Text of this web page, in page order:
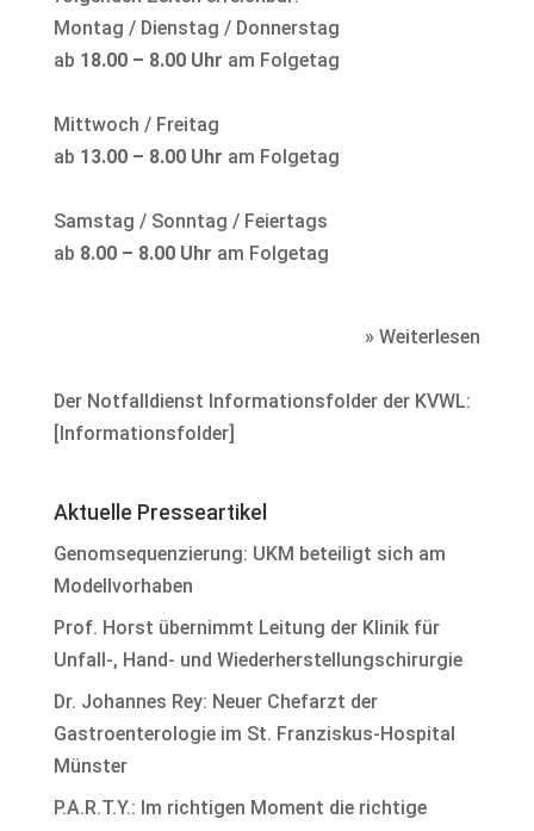
Montag / Dienstag / Donnerstag
ab 18.00 – 8.00 Uhr am Folgetag
Mittwoch / Freitag
ab 13.00 – 8.00 Uhr am Folgetag
Samstag / Sonntag / Feiertags
ab 8.00 – 8.00 Uhr am Folgetag
» Weiterlesen
Der Notfalldienst Informationsfolder der KVWL:
[Informationsfolder]
Aktuelle Presseartikel
Genomsequenzierung: UKM beteiligt sich am
Modellvorhaben
Prof. Horst übernimmt Leitung der Klinik für
Unfall-, Hand- und Wiederherstellungschirurgie
Dr. Johannes Rey: Neuer Chefarzt der
Gastroenterologie im St. Franziskus-Hospital
Münster
P.A.R.T.Y.: Im richtigen Moment die richtige